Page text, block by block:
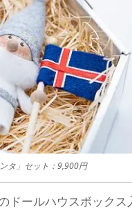
タ」セット：9,900円
ドールハウスボック